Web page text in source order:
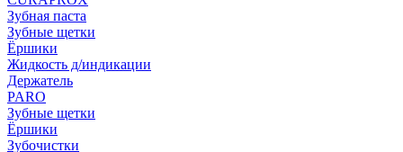
Зубная паста
Зубные щетки
Ёршики
Жидкость д/индикации
Держатель
PARO
Зубные щетки
Ёршики
Зубочистки